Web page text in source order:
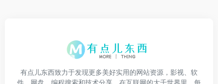
有点儿东西致力于发现更多美好实用的网站资源，影视、软
件、网盘、编程搜索和技术分享。在互联网的大千世界里，每